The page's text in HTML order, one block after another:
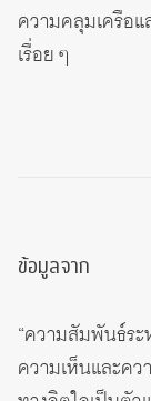
ความคลุมเครือ
เรื่อย ๆ
ข้อมูลจาก
“ความสัมพันธ์ร
ความเห็นและค